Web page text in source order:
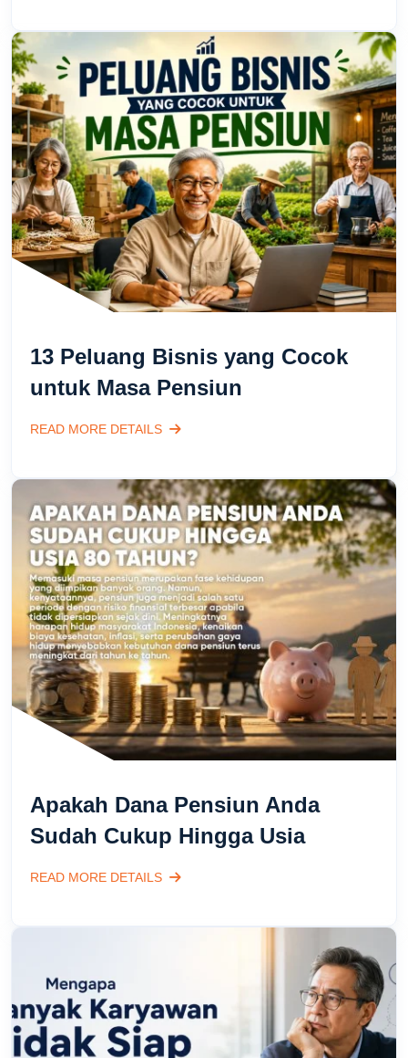
13 Peluang Bisnis yang Cocok
untuk Masa Pensiun
READ MORE DETAILS
Apakah Dana Pensiun Anda
Sudah Cukup Hingga Usia
READ MORE DETAILS